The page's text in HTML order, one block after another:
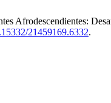
Afrodescendientes:
21459169.6332.